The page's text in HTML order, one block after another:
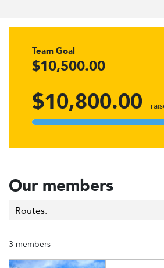
Team Goal
$10,500.00
$10,800.00
Our members
3 members